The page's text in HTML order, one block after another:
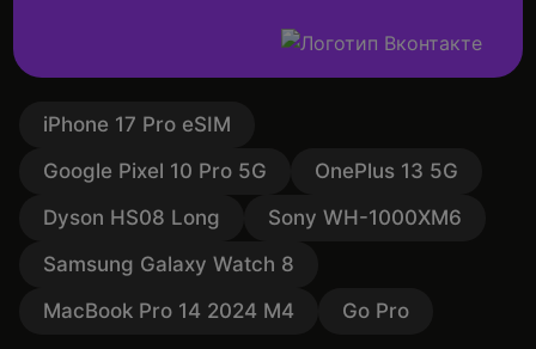
iPhone 17 Pro eSIM
Google Pixel 10 Pro 5G
OnePlus 13 5G
Dyson HS08 Long
Sony WH-1000XM6
Samsung Galaxy Watch 8
MacBook Pro 14 2024 M4
Go Pro